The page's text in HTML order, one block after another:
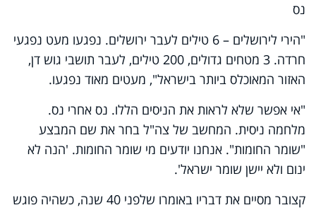
נס
"הירי לירושלים – 6 טילים לעבר ירושלים. נפגעו מעט נפגעי
חרדה. 3 מטחים גדולים, 200 טילים, לעבר תושבי גוש דן,
האזור המאוכלס ביותר בישראל", מעטים מאוד נפגעו.
"אי אפשר שלא לראות את הניסים הללו. נס אחרי נס.
מלחמה ניסית. המחשב של צה"ל בחר את שם המבצע
"שומר החומות". אנחנו יודעים מי שומר החומות. 'הנה לא
ינום ולא יישן שומר ישראל'.
קצובר מסיים את דבריו באומרו שלפני 40 שנה, כשהיה פוגש